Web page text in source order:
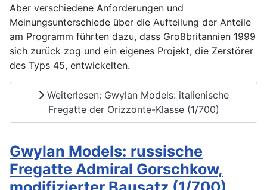
Aber verschiedene Anforderungen und
Meinungsunterschiede über die Aufteilung der Anteile
am Programm führten dazu, dass Großbritannien 1999
sich zurück zog und ein eigenes Projekt, die Zerstörer
des Typs 45, entwickelten.
Weiterlesen: Gwylan Models: italienische
Fregatte der Orizzonte-Klasse (1/700)
Gwylan Models: russische
Fregatte Admiral Gorschkow,